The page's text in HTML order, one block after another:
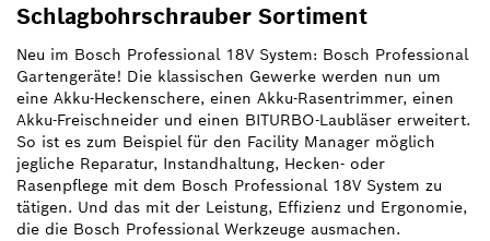
Schlagbohrschrauber Sortiment
Neu im Bosch Professional 18V System: Bosch Professional
Gartengeräte! Die klassischen Gewerke werden nun um
eine Akku-Heckenschere, einen Akku-Rasentrimmer, einen
Akku-Freischneider und einen BITURBO-Laubläser erweitert.
So ist es zum Beispiel für den Facility Manager möglich
jegliche Reparatur, Instandhaltung, Hecken- oder
Rasenpflege mit dem Bosch Professional 18V System zu
tätigen. Und das mit der Leistung, Effizienz und Ergonomie,
die die Bosch Professional Werkzeuge ausmachen.